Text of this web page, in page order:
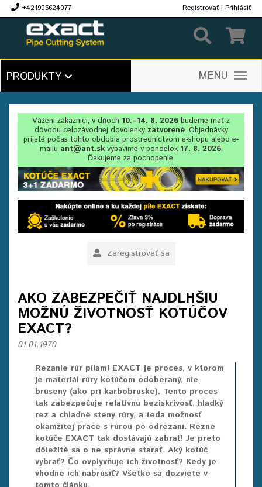
+421905624077 Registrovať | Prihlásiť
PRODUKTY MENU
Vážení zákazníci, v dňoch 10.–14. 8. 2026 budeme mať z
dôvodu celozávodnej dovolenkyzatvorené. Objednávky
prijaté počas tohto obdobia prostredníctvom e-shopu alebo e-
mailu ant@ant.skvybavíme v pondelok 17. 8. 2026.
Ďakujeme za pochopenie.
Zaregistrovať sa
AKO ZABEZPEČIŤ NAJDLHŠIU
MOŽNÚ ŽIVOTNOSŤ KOTÚČOV
EXACT?
01.01.1970
Rezanie rúr pílami EXACT je proces, v ktorom
je materiál rúry kotúčom odoberaný, nie
brúsený (ako pri karbobrúske). Tento proces
tak zabezpečuje relatívnu beziskrivosť, hladký
rez a chladné steny rúry, a teda možnosť
okamžitej práce s rúrou po odrezaní. Rezné
kotúče EXACT tak dostávajú zabrať! Je preto
dôležité sa o ne správne starať. Aký kotúč
vybrať? Čo ovplyvňuje ich životnosť? Kedy je
vhodné ich nabrúsiť? Všetko sa dozviete v